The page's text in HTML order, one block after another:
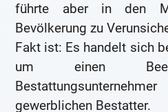
führte aber in den
Bevölkerung zu
Fakt ist: Es handelt sich
um einen
gewerblichen Bestatter.